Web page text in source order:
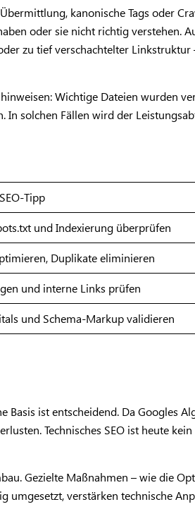
kanonische Tags oder
oder sie nicht richtig verstehen.
zu tief verschachtelter
Wichtige Dateien wurden
solchen Fällen wird der
Tipp
und Indexierung überprüfen
Duplikate eliminieren
und interne Links prüfen
und Schema-Markup validieren
ist entscheidend. Da Googles
Technisches SEO ist heute
Gezielte Maßnahmen – wie die
verstärken technische